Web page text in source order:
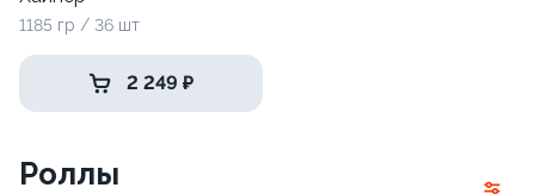
1185 гр / 36 шт
2 249 ₽
Роллы